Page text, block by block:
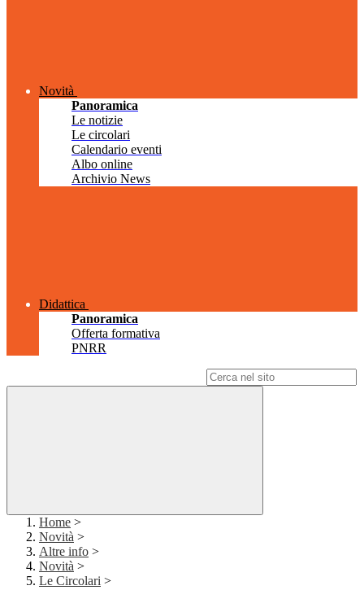
Novità
Panoramica
Le notizie
Le circolari
Calendario eventi
Albo online
Archivio News
Didattica
Panoramica
Offerta formativa
PNRR
Home >
Novità >
Altre info >
Novità >
Le Circolari >